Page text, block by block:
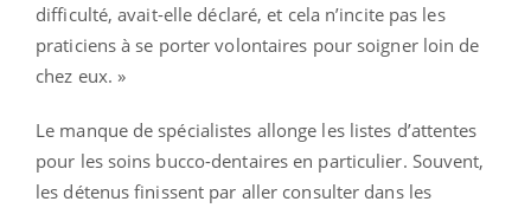
difficulté, avait-elle déclaré, et cela n’incite pas les
praticiens à se porter volontaires pour soigner loin de
chez eux. »
Le manque de spécialistes allonge les listes d’attentes
pour les soins bucco-dentaires en particulier. Souvent,
les détenus finissent par aller consulter dans les